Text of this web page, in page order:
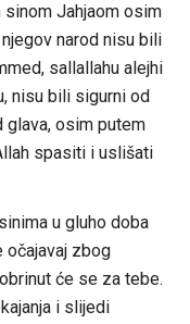
sinom Jahjaom osim
narod nisu bili
sallallahu alejhi
nisu bili sigurni od
glava, osim putem
spasiti i uslišati
u gluho doba
očajavaj zbog
će se za tebe.
i slijedi